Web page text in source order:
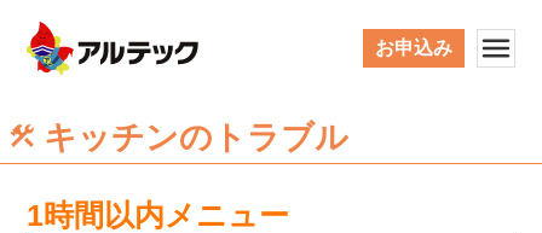
お申込み
キッチンのトラブル
1時間以内メニュー